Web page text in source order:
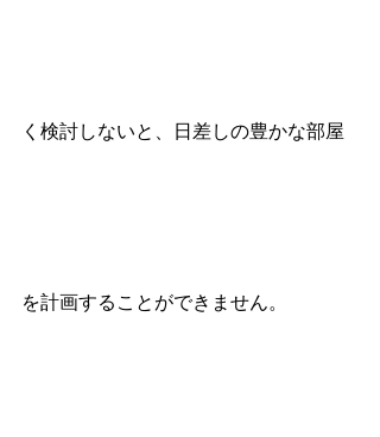
く検討しないと、日差しの豊かな部屋
を計画することができません。